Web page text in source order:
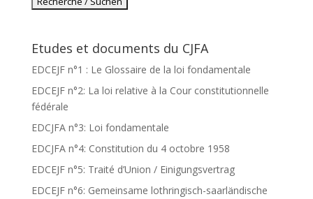
Etudes et documents du CJFA
EDCEJF n°1 : Le Glossaire de la loi fondamentale
EDCEJF n°2: La loi relative à la Cour constitutionnelle
fédérale
EDCJFA n°3: Loi fondamentale
EDCJFA n°4: Constitution du 4 octobre 1958
EDCEJF n°5: Traité d’Union / Einigungsvertrag
EDCEJF n°6: Gemeinsame lothringisch-saarländische